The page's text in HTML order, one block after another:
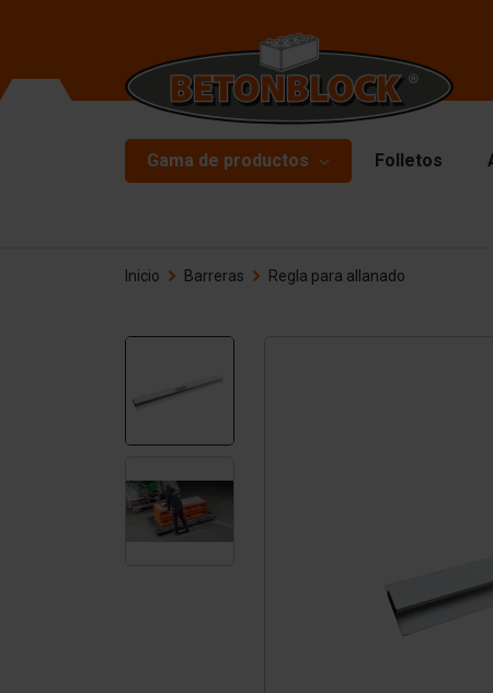
Gama de productos
Paquete de inicio
Formliners
Barreras
Tetrapodos
Folletos
Inicio Barreras Regla para allanado